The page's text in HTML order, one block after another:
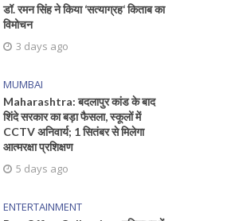
डॉ. रमन सिंह ने किया ‘सत्याग्रह‘ किताब का
विमोचन
3 days ago
MUMBAI
Maharashtra: बदलापुर कांड के बाद
शिंदे सरकार का बड़ा फैसला, स्कूलों में
CCTV अनिवार्य; 1 सितंबर से मिलेगा
आत्मरक्षा प्रशिक्षण
5 days ago
ENTERTAINMENT